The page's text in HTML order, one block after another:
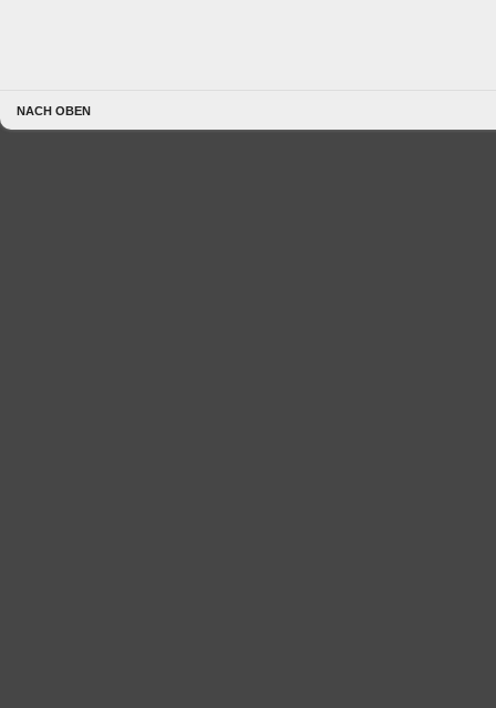
NACH OBEN